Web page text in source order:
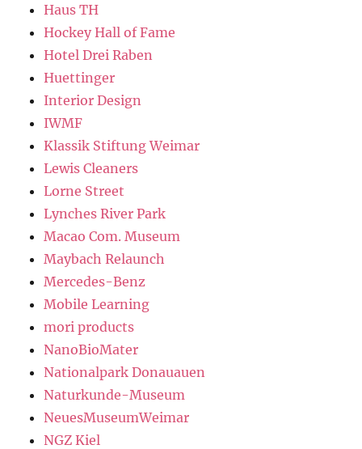
Haus TH
Hockey Hall of Fame
Hotel Drei Raben
Huettinger
Interior Design
IWMF
Klassik Stiftung Weimar
Lewis Cleaners
Lorne Street
Lynches River Park
Macao Com. Museum
Maybach Relaunch
Mercedes-Benz
Mobile Learning
mori products
NanoBioMater
Nationalpark Donauauen
Naturkunde-Museum
NeuesMuseumWeimar
NGZ Kiel